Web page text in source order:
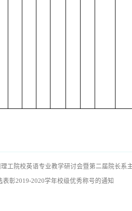
工院校英语专业教学研讨会暨第二届院长系
彰2019-2020学年校级优秀称号的通知